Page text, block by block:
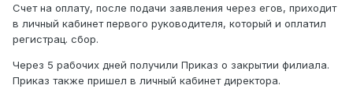
другая. Если смотреть Закон о государственной
регистрации юридических лиц и учетной регистрации
филиалов и представительств, то среди документов для
документ, подтверждающий уплату сбора (если он
подлежит уплате). Поэтому я бы этот момент
Счет на оплату, после подачи заявления через егов, приходит
в личный кабинет первого руководителя, который и оплатил
регистрац. сбор.
Через 5 рабочих дней получили Приказ о закрытии филиала.
Приказ также пришел в личный кабинет директора.